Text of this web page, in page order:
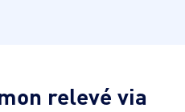
relevé via